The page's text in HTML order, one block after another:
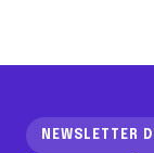
NEWSLETTER